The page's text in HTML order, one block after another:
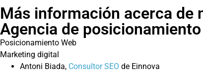
Más información acerca de
Agencia de
Posicionamiento Web
Marketing digital
Antoni Biada, Consultor SEO de Einnova